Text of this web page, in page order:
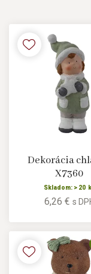
Dekorácia
X7360
Skladom: > 20
6,26 € s